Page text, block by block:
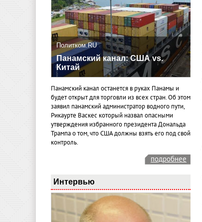
Политком.RU
Панамский канал: США vs.
Китай
Панамский канал останется в руках Панамы и
будет открыт для торговли из всех стран. Об этом
заявил панамский администратор водного пути,
Рикаурте Васкес который назвал опасными
утверждения избранного президента Дональда
Трампа о том, что США должны взять его под свой
контроль.
подробнее
Интервью